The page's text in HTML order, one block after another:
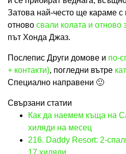
Затова най-често ще караме с
отново свали колата и отново
път Хонда Джаз.
Послепис Други домове и по-
+ контакти), погледни вътре
Специално направени 🙂
Свързани статии
Как да наемем къща на
хиляди на месец
216. Daddy Resort: 2-
17 хиляди